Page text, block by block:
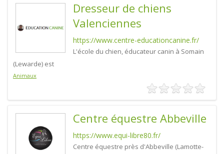
Dresseur de chiens
Valenciennes
https://www.centre-educationcanine.fr/
L'école du chien, éducateur canin à Somain
(Lewarde) est
Animaux
Centre équestre Abbeville
https://www.equi-libre80.fr/
Centre équestre près d'Abbeville (Lamotte-